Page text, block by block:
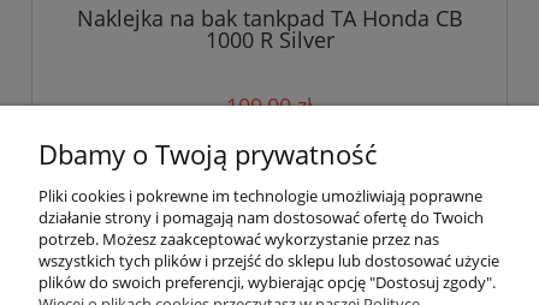
Naklejka na bak tankpad TA Honda CB
1000 R Silver
109,00 zł
do koszyka
Pomoc
Dbamy o Twoją prywatność
Pliki cookies i pokrewne im technologie umożliwiają poprawne
działanie strony i pomagają nam dostosować ofertę do Twoich
potrzeb. Możesz zaakceptować wykorzystanie przez nas
wszystkich tych plików i przejść do sklepu lub dostosować użycie
plików do swoich preferencji, wybierając opcję "Dostosuj zgody".